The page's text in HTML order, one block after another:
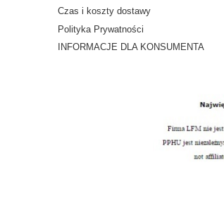
Czas i koszty dostawy
Polityka Prywatności
INFORMACJE DLA KONSUMENTA